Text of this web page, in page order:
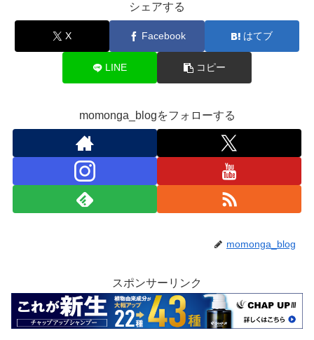
シェアする
X Facebook はてブ
LINE コピー
momonga_blogをフォローする
momonga_blog
スポンサーリンク